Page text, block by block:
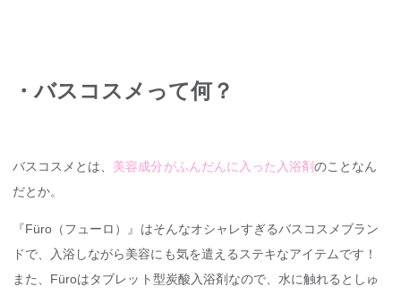
・バスコスメって何？
バスコスメとは、 美容成分がふんだんに入った入浴剤のことなん
だとか。
『Füro（フューロ）』はそんなオシャレすぎるバスコスメブラン
ドで、入浴しながら美容にも気を遣えるステキなアイテムです！
また、Füroはタブレット型炭酸入浴剤なので、水に触れるとしゅ